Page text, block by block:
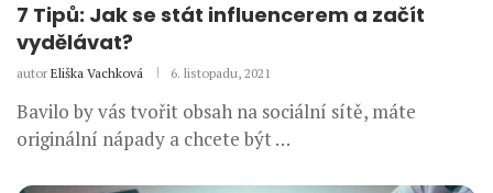
7 Tipů: Jak se stát influencerem a začít
vydělávat?
autor Eliška Vachková 6. listopadu, 2021
Bavilo by vás tvořit obsah na sociální sítě, máte
originální nápady a chcete být …